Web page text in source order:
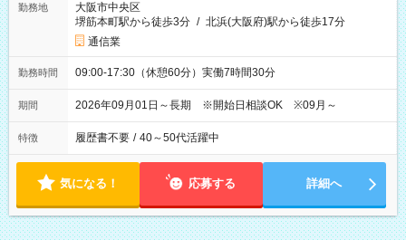
勤務地
大阪市中央区
堺筋本町駅から徒歩3分 / 北浜(大阪府)駅から徒歩17分
通信業
勤務時間 09:00-17:30（休憩60分）実働7時間30分
期間 2026年09月01日～長期 ※開始日相談OK ※09月～
特徴 履歴書不要 / 40～50代活躍中
気になる！ 応募する 詳細へ